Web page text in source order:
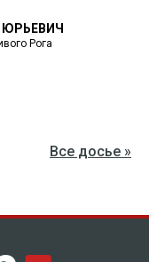
Рога
Все досье »